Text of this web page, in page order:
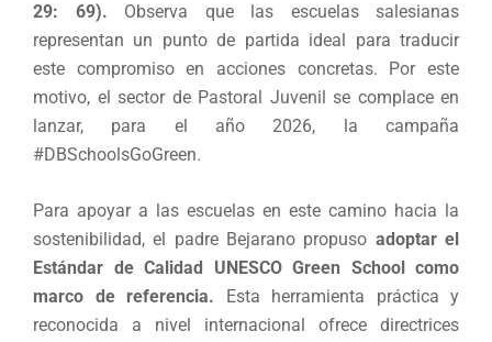
29: 69). Observa que las escuelas salesianas
representan un punto de partida ideal para traducir
este compromiso en acciones concretas. Por este
motivo, el sector de Pastoral Juvenil se complace en
lanzar, para el año 2026, la campaña
#DBSchoolsGoGreen.
Para apoyar a las escuelas en este camino hacia la
sostenibilidad, el padre Bejarano propuso adoptar el
Estándar de Calidad UNESCO Green School como
marco de referencia. Esta herramienta práctica y
reconocida a nivel internacional ofrece directrices